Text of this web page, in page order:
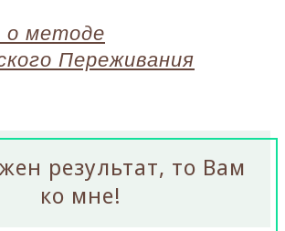
о методе
Переживания
результат, то Вам
ко мне!